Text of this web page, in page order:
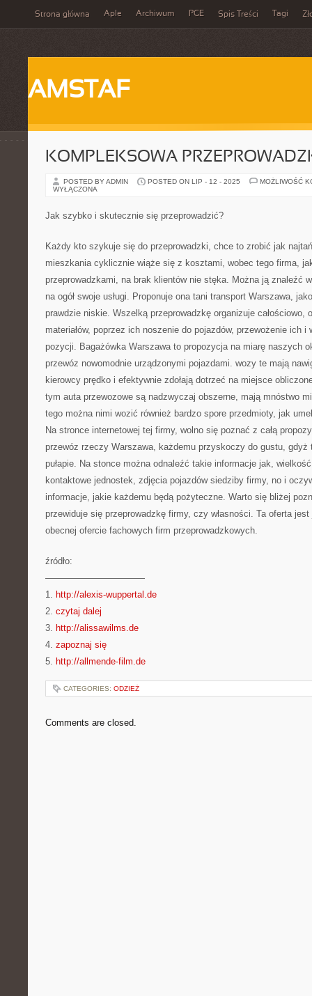
Strona główna Aple Archiwum PGE Spis Treści Tagi
AMSTAF
KOMPLEKSOWA
POSTED BY ADMIN POSTED ON LIP - 12 - 2025
MOŻLIWOŚĆ
WYŁĄCZONA
Jak szybko i skutecznie się przeprowadzić?
Każdy kto szykuje się do przeprowadzki, chce to zrobić jak
mieszkania cyklicznie wiąże się z kosztami, wobec tego firma,
przeprowadzkami, na brak klientów nie stęka. Można ją znaleźć
na ogół swoje usługi. Proponuje ona tani transport Warszawa,
prawdzie niskie. Wszelką przeprowadzkę organizuje całościowo,
materiałów, poprzez ich noszenie do pojazdów, przewożenie ich i
pozycji. Bagażówka Warszawa to propozycja na miarę naszych
przewóz nowomodnie urządzonymi pojazdami. wozy te mają
kierowcy prędko i efektywnie zdołają dotrzeć na miejsce
tym auta przewozowe są nadzwyczaj obszerne, mają mnóstwo
tego można nimi wozić również bardzo spore przedmioty, jak
Na stronce internetowej tej firmy, wolno się poznać z całą
przewóz rzeczy Warszawa, każdemu przyskoczy do gustu, gdyż
pułapie. Na stonce można odnaleźć takie informacje jak,
kontaktowe jednostek, zdjęcia pojazdów siedziby firmy, no i
informacje, jakie każdemu będą pożyteczne. Warto się bliżej
przewiduje się przeprowadzkę firmy, czy własności. Ta oferta
obecnej ofercie fachowych firm przeprowadzkowych.
źródło:
———————————
1. http://alexis-wuppertal.de
2. czytaj dalej
3. http://alissawilms.de
4. zapoznaj się
5. http://allmende-film.de
CATEGORIES: ODZIEŻ
Comments are closed.